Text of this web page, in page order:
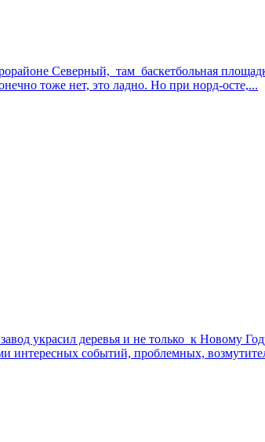
Северный, там баскетбольная
тоже нет, это ладно. Но при норд-осте,...
украсил деревья и не только к Новому
интересных событий, проблемных,